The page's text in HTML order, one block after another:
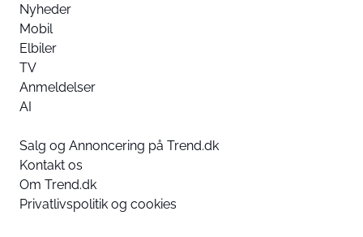
Nyheder
Mobil
Elbiler
TV
Anmeldelser
AI
Salg og Annoncering på Trend.dk
Kontakt os
Om Trend.dk
Privatlivspolitik og cookies